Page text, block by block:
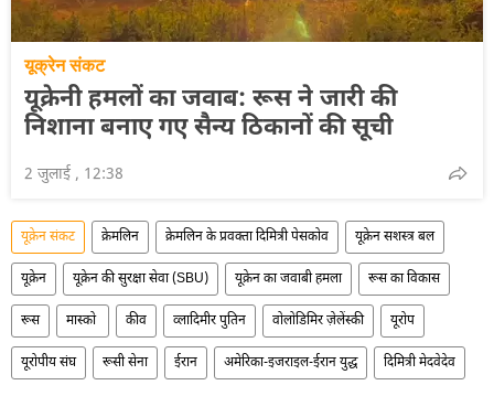
यूक्रेन संकट
यूक्रेनी हमलों का जवाब: रूस ने जारी की
निशाना बनाए गए सैन्य ठिकानों की सूची
2 जुलाई , 12:38
यूक्रेन संकट क्रेमलिन क्रेमलिन के प्रवक्ता दिमित्री पेसकोव यूक्रेन सशस्त्र बल
यूक्रेन यूक्रेन की सुरक्षा सेवा (SBU) यूक्रेन का जवाबी हमला रूस का विकास
रूस मास्को कीव व्लादिमीर पुतिन वोलोडिमिर ज़ेलेंस्की यूरोप
यूरोपीय संघ रूसी सेना ईरान अमेरिका-इजराइल-ईरान युद्ध दिमित्री मेदवेदेव